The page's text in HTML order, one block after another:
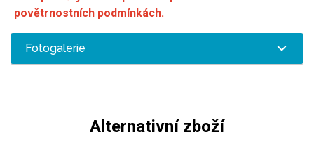
povětrnostních podmínkách.
Fotogalerie
Alternativní zboží